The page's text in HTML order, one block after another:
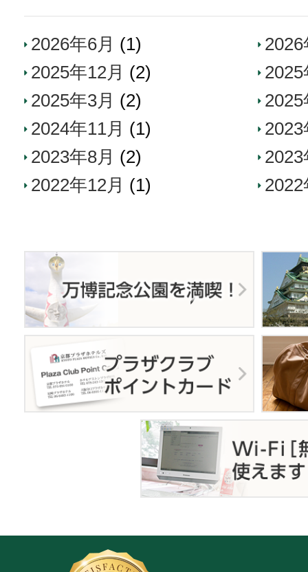
2026年6月 (1)
2025年12月 (2)
2025年3月 (2)
2024年11月 (1)
2023年8月 (2)
2022年12月 (1)